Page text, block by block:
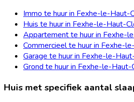
Immo te huur in Fexhe-le-Haut-
Huis te huur in Fexhe-le-Haut-
Appartement te huur in Fexhe-
Commercieel te huur in Fexhe-
Garage te huur in Fexhe-le-
Grond te huur in Fexhe-le-Haut-
Huis met specifiek aantal